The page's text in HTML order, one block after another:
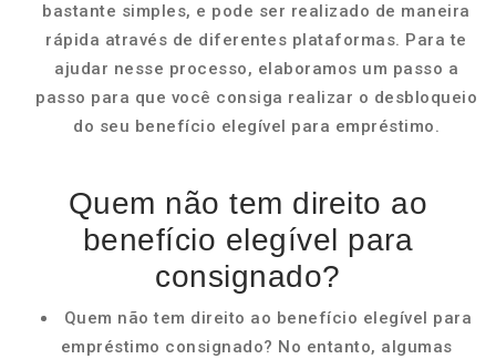
bastante simples, e pode ser realizado de maneira
rápida através de diferentes plataformas. Para te
ajudar nesse processo, elaboramos um passo a
passo para que você consiga realizar o desbloqueio
do seu benefício elegível para empréstimo.
Quem não tem direito ao
benefício elegível para
consignado?
Quem não tem direito ao benefício elegível para
empréstimo consignado? No entanto, algumas